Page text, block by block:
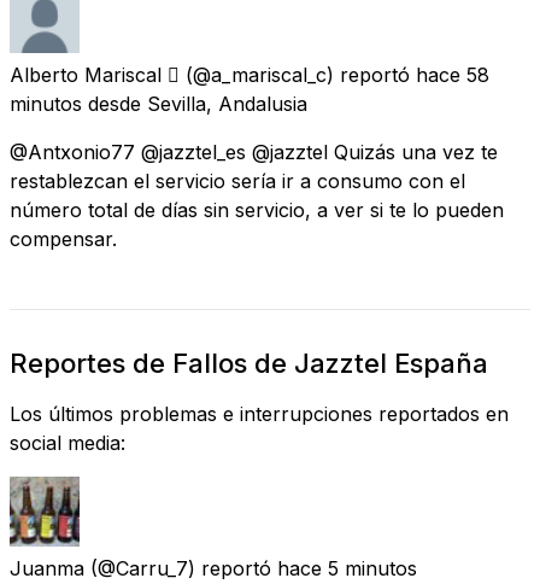
Alberto Mariscal  (@a_mariscal_c) reportó hace 58
minutos desde Sevilla, Andalusia
@Antxonio77 @jazztel_es @jazztel Quizás una vez te
restablezcan el servicio sería ir a consumo con el
número total de días sin servicio, a ver si te lo pueden
compensar.
Reportes de Fallos de Jazztel España
Los últimos problemas e interrupciones reportados en
social media:
Juanma (@Carru_7) reportó hace 5 minutos